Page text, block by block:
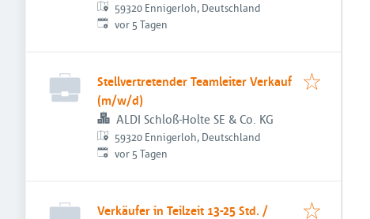
59320 Ennigerloh, Deutschland
Veröffentlicht:
vor 5 Tagen
Stellvertretender Teamleiter Verkauf
(m/w/d)
ALDI Schloß-Holte SE & Co. KG
59320 Ennigerloh, Deutschland
Veröffentlicht:
vor 5 Tagen
Verkäufer in Teilzeit 13-25 Std. /